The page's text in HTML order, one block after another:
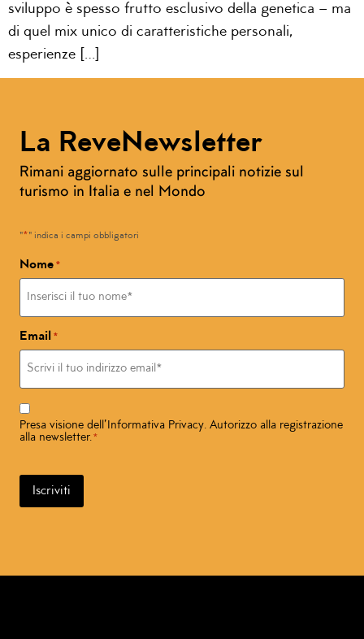
sviluppo è spesso frutto esclusivo della genetica – ma
di quel mix unico di caratteristiche personali,
esperienze […]
La ReveNewsletter
Rimani aggiornato sulle principali notizie sul
turismo in Italia e nel Mondo
"*" indica i campi obbligatori
Nome *
Email *
Consenso
Presa visione dell’ Informativa Privacy. Autorizzo alla registrazione
alla newsletter.*
Iscriviti